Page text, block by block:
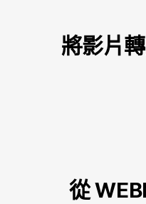
將影片
從